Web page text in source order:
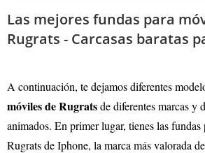
Las mejores fundas para
Rugrats - Carcasas baratas
A continuación, te dejamos diferentes
móviles de Rugratsde diferentes marcas y
animados. En primer lugar, tienes las fundas
Rugrats de Iphone, la marca más valorada